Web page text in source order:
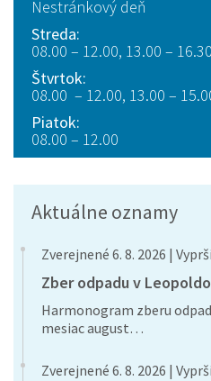
Nestránkový deň
Streda:
08.00 – 12.00, 13.00 – 16.30
Štvrtok:
08.00 – 12.00, 13.00 –
Piatok:
08.00 – 12.00
Aktuálne oznamy
Zverejnené 6. 8. 2026 |
Zber odpadu v
Harmonogram zberu
mesiac august…
Zverejnené 6. 8. 2026 |